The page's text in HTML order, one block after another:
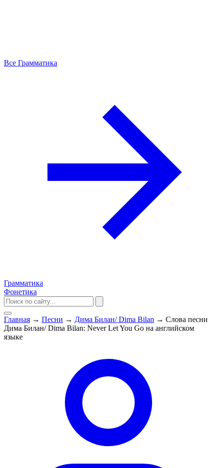
Все Грамматика
Грамматика
Фонетика
Главная → Песни → Дима Билан/ Dima Bilan → Слова песни
Дима Билан/ Dima Bilan: Never Let You Go на английском
языке